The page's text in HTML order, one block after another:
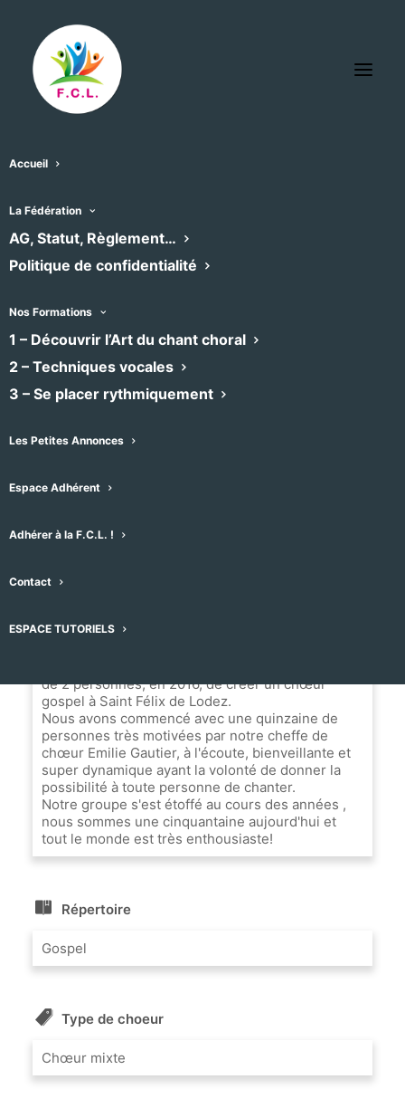
Accueil
La Fédération
AG, Statut, Règlement…
Politique de confidentialité
Nos Formations
1 – Découvrir l’Art du chant choral
2 – Techniques vocales
3 – Se placer rythmiquement
Les Petites Annonces
Espace Adhérent
Adhérer à la F.C.L. !
Contact
ESPACE TUTORIELS
Kool & the Gosp
Gospel • Chœur mixte • 6 chemin des Aspes
Biographie
de 2 personnes, en 2016, de créer un chœur
gospel à Saint Félix de Lodez.
Nous avons commencé avec une quinzaine de
personnes très motivées par notre cheffe de
chœur Emilie Gautier, à l'écoute, bienveillante et
super dynamique ayant la volonté de donner la
possibilité à toute personne de chanter.
Notre groupe s'est étoffé au cours des années ,
nous sommes une cinquantaine aujourd'hui et
tout le monde est très enthousiaste!
Répertoire
Gospel
Type de choeur
Chœur mixte